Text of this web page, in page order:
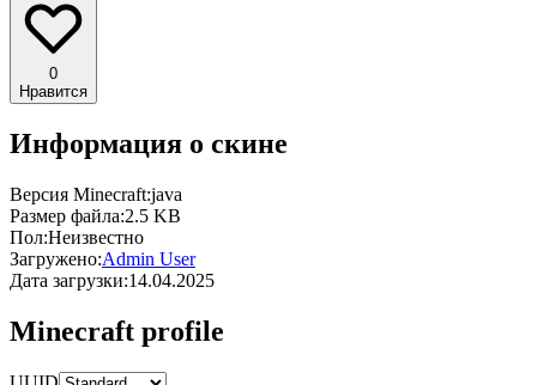
0
Нравится
Информация о скине
Версия Minecraft:java
Размер файла:2.5 KB
Пол:Неизвестно
Загружено:Admin User
Дата загрузки:14.04.2025
Minecraft profile